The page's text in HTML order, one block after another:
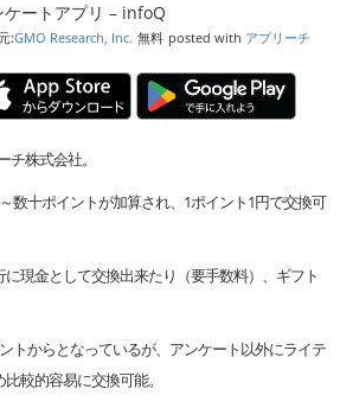
ケートアプリ – infoQ
:GMO Research, Inc. 無料 posted with アプリーチ
株式会社。
数十ポイントが加算され、1ポイント1円で交換可
現金として交換出来たり（要手数料）、ギフト
トからとなっているが、アンケート以外にライテ
較的容易に交換可能。